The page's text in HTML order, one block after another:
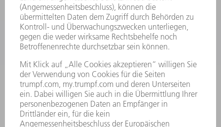
BRANCHEN
UNTERNEHMEN
KARRIERE
STELLENANGEBOTE
UNTERNEHMENSPROFIL
GESCHÄFTSBERICHT
UNTERNEHMENSGRUNDSÄTZE
COMPLIANCE
HINWEISGEBERSYSTEM
SECURITY
PRESSEMITTEILUNGEN
MAGAZINE